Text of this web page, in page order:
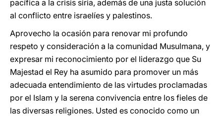
pacífica a la crisis siria, además de una justa solución
al conflicto entre israelíes y palestinos.
Aprovecho la ocasión para renovar mi profundo
respeto y consideración a la comunidad Musulmana, y
expresar mi reconocimiento por el liderazgo que Su
Majestad el Rey ha asumido para promover un más
adecuada entendimiento de las virtudes proclamadas
por el Islam y la serena convivencia entre los fieles de
las diversas religiones. Usted es conocido como un